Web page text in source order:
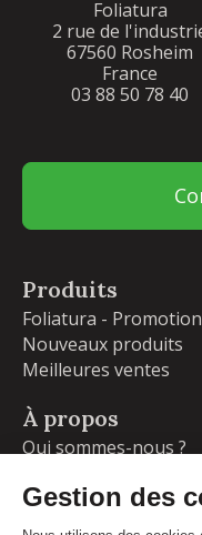
Foliatura
2 rue de
67560 Rosheim
France
03 88 50 78 40
Produits
Foliatura -
Nouveaux produits
Meilleures ventes
À propos
Qui sommes-nous ?
Livraisons et retours
Blog